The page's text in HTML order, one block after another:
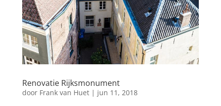
Renovatie Rijksmonument
door Frank van Huet| jun 11, 2018